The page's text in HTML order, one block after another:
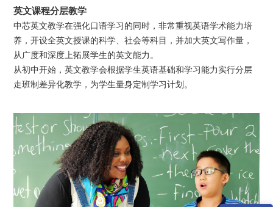
英文课程分层教学
中芯英文教学在强化口语学习的同时，非常重视英语学术能力培
养，开设全英文授课的科学、社会等科目，并加大英文写作量，
从广度和深度上拓展学生的英文能力。
从初中开始，英文教学会根据学生英语基础和学习能力实行分层
走班制差异化教学，为学生量身定制学习计划。